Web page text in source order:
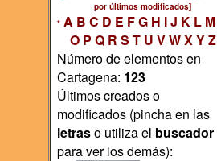
por últimos modificados]
* A B C D E FG H IJ K L M
O P Q R S T U VWXYZ
Número de elementos en
Cartagena: 123
Últimos creados o
modificados (pincha en las
letraso utiliza el buscador
para ver los demás):